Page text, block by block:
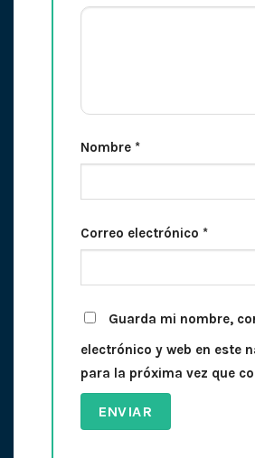
Nombre *
Correo electrónico *
Guarda mi nombre,
electrónico y web en este
para la próxima vez que